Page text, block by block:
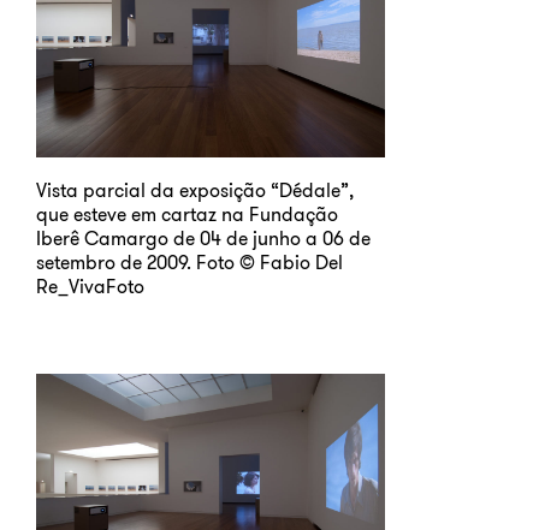
Vista parcial da exposição “Dédale”,
que esteve em cartaz na Fundação
Iberê Camargo de 04 de junho a 06 de
setembro de 2009. Foto © Fabio Del
Re_VivaFoto